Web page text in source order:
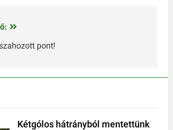
pont!
Kétgólos hátrányból mentettünk